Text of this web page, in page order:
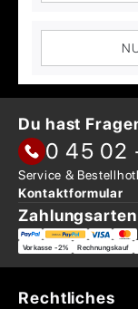
Du hast
0 45 02
Service &
Kontaktformular
Zahlungsarten
Vorkasse -2% Rechnungskauf
Rechtliches